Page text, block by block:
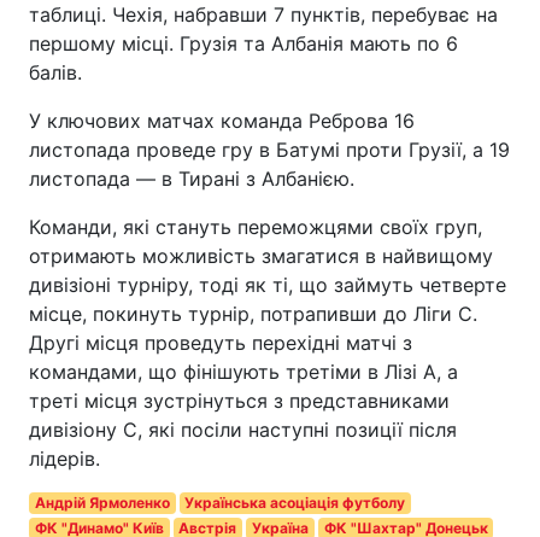
таблиці. Чехія, набравши 7 пунктів, перебуває на
першому місці. Грузія та Албанія мають по 6
балів.
У ключових матчах команда Реброва 16
листопада проведе гру в Батумі проти Грузії, а 19
листопада — в Тирані з Албанією.
Команди, які стануть переможцями своїх груп,
отримають можливість змагатися в найвищому
дивізіоні турніру, тоді як ті, що займуть четверте
місце, покинуть турнір, потрапивши до Ліги C.
Другі місця проведуть перехідні матчі з
командами, що фінішують третіми в Лізі A, а
треті місця зустрінуться з представниками
дивізіону C, які посіли наступні позиції після
лідерів.
Андрій Ярмоленко
Українська асоціація футболу
ФК "Динамо" Київ
Австрія Україна ФК "Шахтар" Донецьк